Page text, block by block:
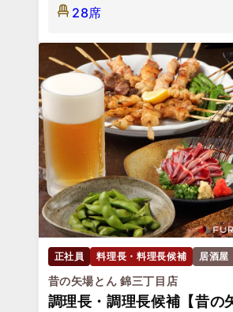
28席
正社員 料理長・料理長候補 居酒屋
昔の矢場とん 錦三丁目店
調理長・調理長候補【昔の